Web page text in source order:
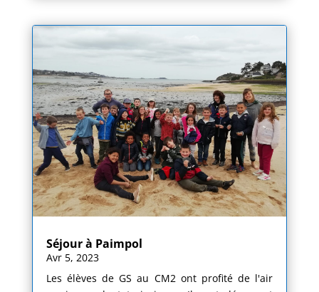
Séjour à Paimpol
Avr 5, 2023
Les élèves de GS au CM2 ont profité de l'air